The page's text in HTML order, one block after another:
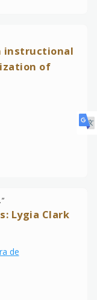
instructional
of
”
Lygia Clark
de